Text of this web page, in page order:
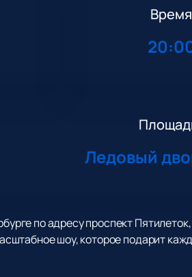
Время
Ледовый
по адресу проспект
шоу, которое подарит